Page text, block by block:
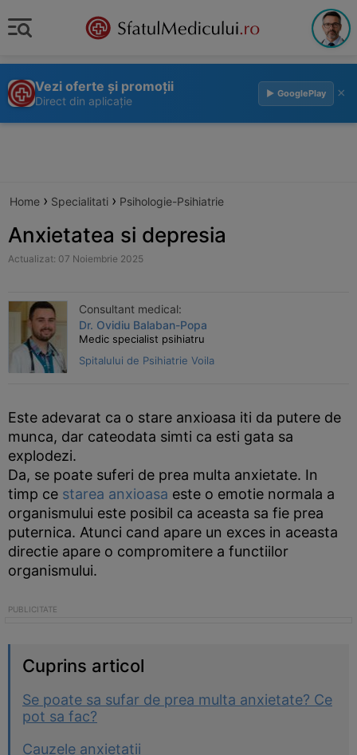
Vezi oferte și promoții
Direct din aplicație
▶ GooglePlay ×
Home › Specialitati › Psihologie-Psihiatrie
Anxietatea si depresia
Actualizat: 07 Noiembrie 2025
Consultant medical:
Dr. Ovidiu Balaban-Popa
Medic specialist psihiatru
Spitalului de Psihiatrie Voila
Este adevarat ca o stare anxioasa iti da putere de
munca, dar cateodata simti ca esti gata sa
explodezi.
Da, se poate suferi de prea multa anxietate. In
timp ce starea anxioasa este o emotie normala a
organismului este posibil ca aceasta sa fie prea
puternica. Atunci cand apare un exces in aceasta
directie apare o compromitere a functiilor
organismului.
Cuprins articol
Se poate sa sufar de prea multa anxietate? Ce
pot sa fac?
Cauzele anxietatii